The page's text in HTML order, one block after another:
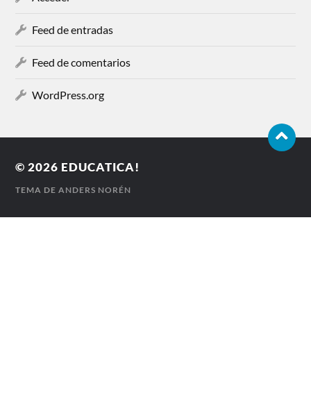
Feed de entradas
Feed de comentarios
WordPress.org
© 2026 EDUCATICA!
TEMA DEANDERS NORÉN